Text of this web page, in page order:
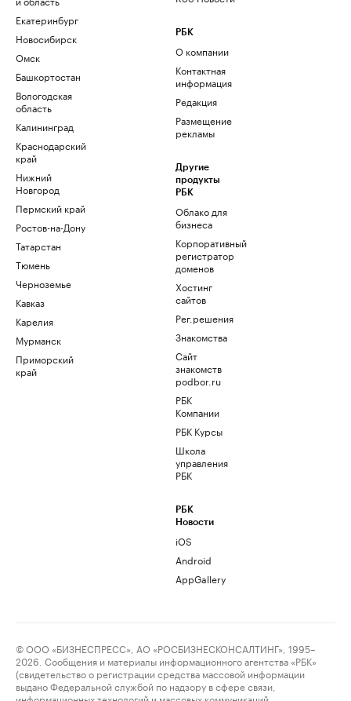
Екатеринбург
Новосибирск
Омск
Башкортостан
Вологодская
область
Калининград
Краснодарский
край
Нижний
Новгород
Пермский край
Ростов-на-Дону
Татарстан
Тюмень
Черноземье
Кавказ
Карелия
Мурманск
Приморский
край
РБК
О компании
Контактная
информация
Редакция
Размещение
рекламы
Другие
продукты
РБК
Облако для
бизнеса
Корпоративный
регистратор
доменов
Хостинг
сайтов
Рег.решения
Знакомства
Сайт
знакомств
podbor.ru
РБК
Компании
РБК Курсы
Школа
управления
РБК
РБК
Новости
iOS
Android
AppGallery
© ООО «БИЗНЕСПРЕСС», АО «РОСБИЗНЕСКОНСАЛТИНГ», 1995–
2026. Сообщения и материалы информационного агентства «РБК»
(свидетельство о регистрации средства массовой информации
выдано Федеральной службой по надзору в сфере связи,